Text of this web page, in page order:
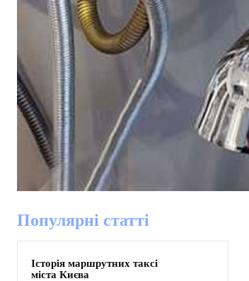
Популярні статті
Історія маршрутних таксі
міста Києва